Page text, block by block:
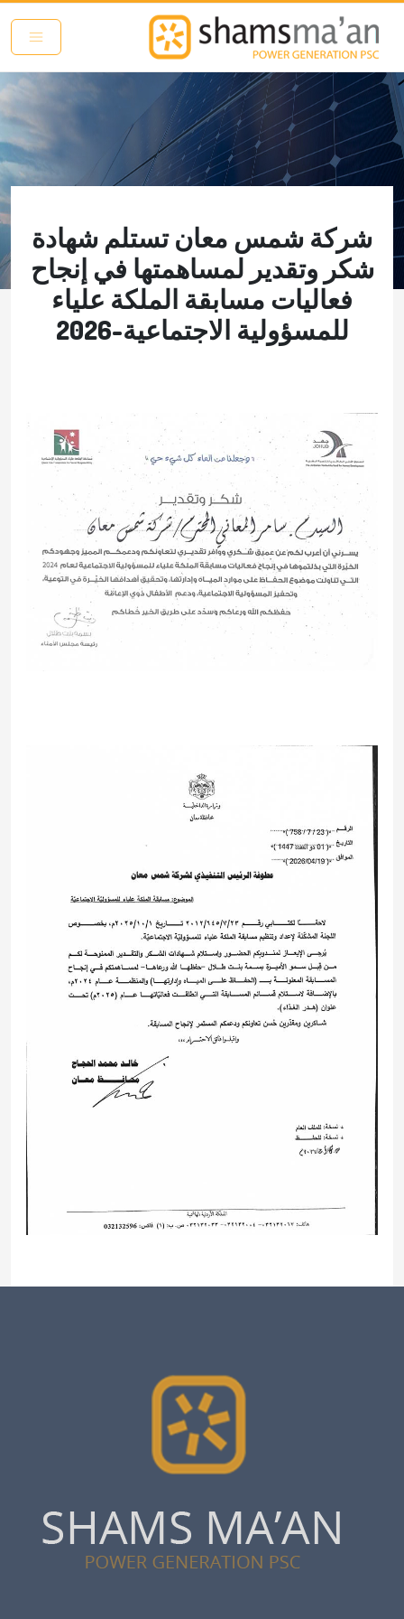
تجاوز إلى المحتوى الرئيسي
شركة شمس معان تستلم شهادة
شكر وتقدير لمساهمتها في إنجاح
فعاليات مسابقة الملكة علياء
للمسؤولية الاجتماعية-2026